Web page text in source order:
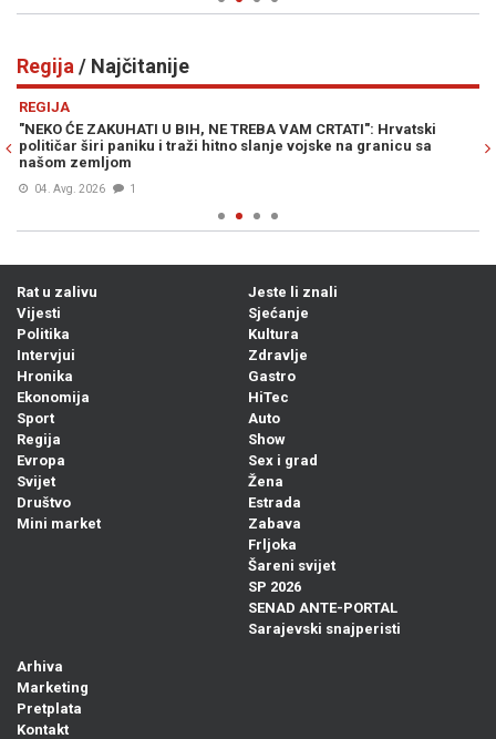
Regija / Najčitanije
REGIJA
"NEKO ĆE ZAKUHATI U BIH, NE TREBA VAM CRTATI": Hrvatski
političar širi paniku i traži hitno slanje vojske na granicu sa
našom zemljom
04. Avg. 2026 1
Rat u zalivu
Vijesti
Politika
Intervjui
Hronika
Ekonomija
Sport
Regija
Evropa
Svijet
Društvo
Mini market
Jeste li znali
Sjećanje
Kultura
Zdravlje
Gastro
HiTec
Auto
Show
Sex i grad
Žena
Estrada
Zabava
Frljoka
Šareni svijet
SP 2026
SENAD ANTE-PORTAL
Sarajevski snajperisti
Arhiva
Marketing
Pretplata
Kontakt